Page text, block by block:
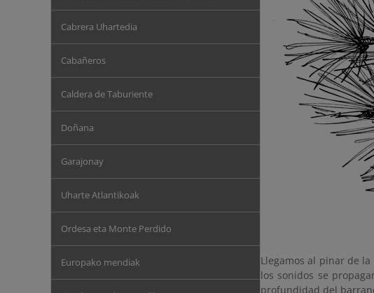
Cabrera Uhartedia
Cabañeros
Caldera de Taburiente
Doñana
Garajonay
Uharte Atlantikoak
Ordesa eta Monte Perdido
Europako mendiak
Llegamos al pinar de
los sonidos se
profundidad del